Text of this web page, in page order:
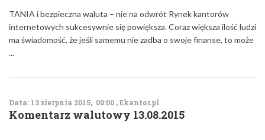
TANIA i bezpieczna waluta – nie na odwrót Rynek kantorów
internetowych sukcesywnie się powiększa. Coraz większa ilość ludzi
ma świadomość, że jeśli samemu nie zadba o swoje finanse, to może
...
Data: 13 sierpnia 2015, 00:00 , Ekantor.pl
Komentarz walutowy 13.08.2015